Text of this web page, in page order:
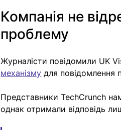
Компанія не
проблему
Журналісти повідомили UK
механізму для повідомлення
Представники TechCrunch
однак отримали відповідь